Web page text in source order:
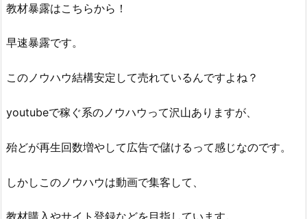
教材暴露はこちらから！
早速暴露です。
このノウハウ結構安定して売れているんですよね？
youtubeで稼ぐ系のノウハウって沢山ありますが、
殆どが再生回数増やして広告で儲けるって感じなのです。
しかしこのノウハウは動画で集客して、